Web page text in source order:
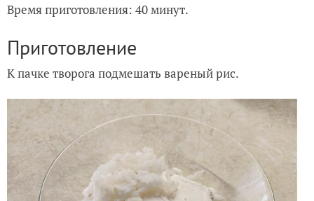
Время приготовления: 40 минут.
Приготовление
К пачке творога подмешать вареный рис.